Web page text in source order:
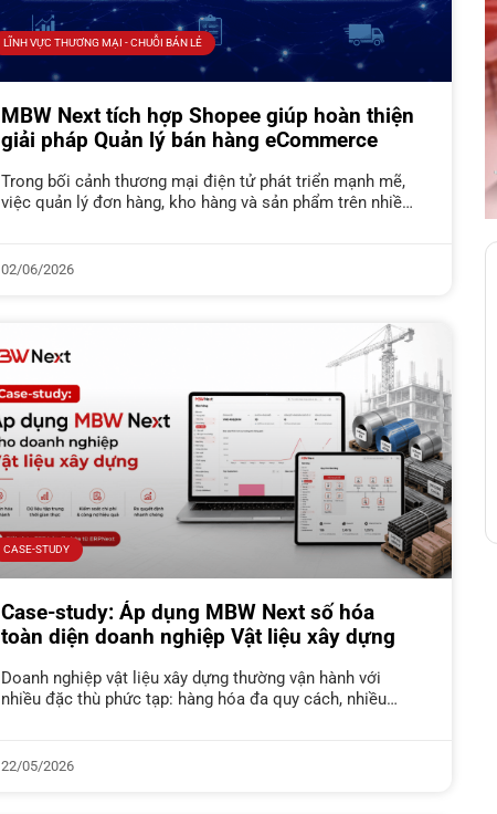
LĨNH VỰC THƯƠNG MẠI - CHUỖI BÁN LẺ
MBW Next tích hợp Shopee giúp hoàn thiện
giải pháp Quản lý bán hàng eCommerce
Trong bối cảnh thương mại điện tử phát triển mạnh mẽ,
việc quản lý đơn hàng, kho hàng và sản phẩm trên nhiều
02/06/2026
CASE-STUDY
Case-study: Áp dụng MBW Next số hóa
toàn diện doanh nghiệp Vật liệu xây dựng
Doanh nghiệp vật liệu xây dựng thường vận hành với
nhiều đặc thù phức tạp: hàng hóa đa quy cách, nhiều
22/05/2026